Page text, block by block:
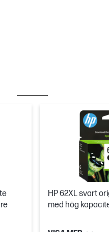
HP 62XL svart
med hög